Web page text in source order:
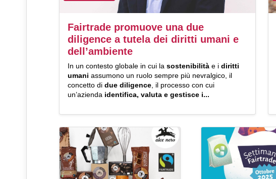
Fairtrade promuove una due
diligence a tutela dei diritti umani e
dell’ambiente
In un contesto globale in cui la sostenibilità e i diritti
umani assumono un ruolo sempre più nevralgico, il
concetto di due diligence, il processo con cui
un’azienda identifica, valuta e gestisce i...